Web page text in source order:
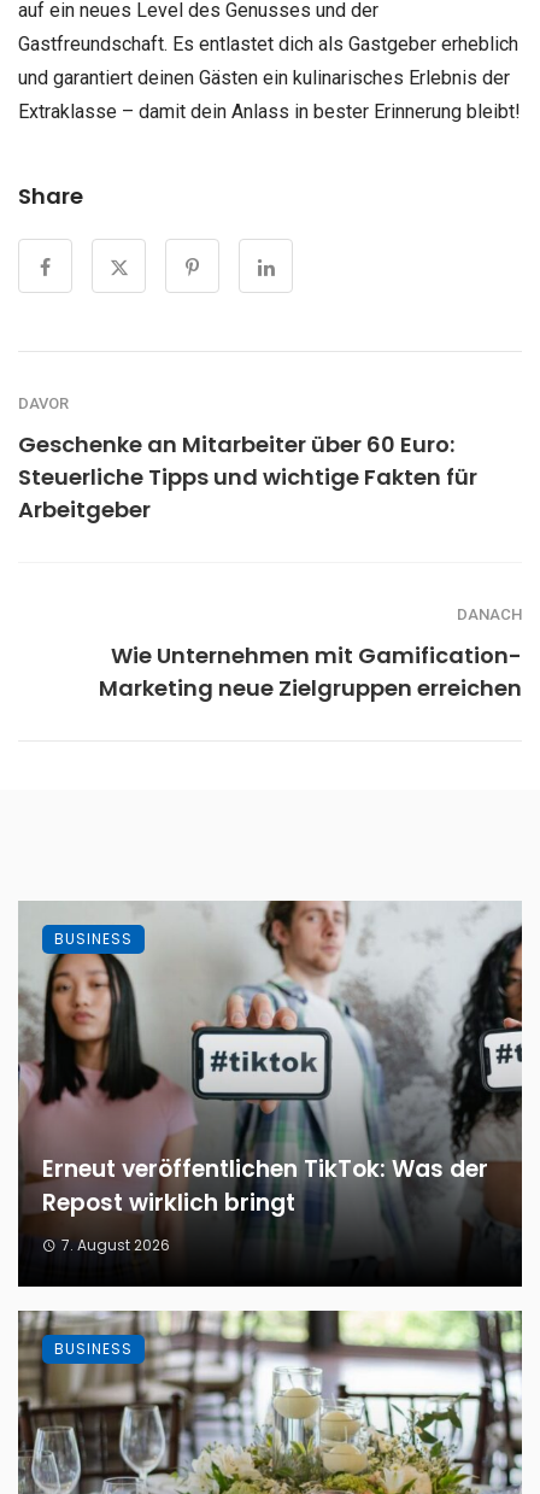
auf ein neues Level des Genusses und der
Gastfreundschaft. Es entlastet dich als Gastgeber erheblich
und garantiert deinen Gästen ein kulinarisches Erlebnis der
Extraklasse – damit dein Anlass in bester Erinnerung bleibt!
Share
DAVOR
Geschenke an Mitarbeiter über 60 Euro:
Steuerliche Tipps und wichtige Fakten für
Arbeitgeber
DANACH
Wie Unternehmen mit Gamification-
Marketing neue Zielgruppen erreichen
Erneut veröffentlichen TikTok: Was der
Repost wirklich bringt
7. August 2026
BUSINESS
BUSINESS